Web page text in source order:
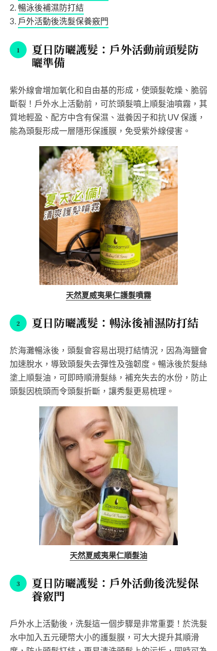
暢泳後補濕防打結
戶外活動後洗髮保養竅門
夏日防曬護髮：戶外活動前頭髮防
曬準備
紫外線會增加氧化和自由基的形成，使頭髮乾燥、脆弱
斷裂！戶外水上活動前，可於頭髮噴上順髮油噴霧，其
質地輕盈、配方中含有保濕、滋養因子和抗 UV 保護，
能為頭髮形成一層隱形保護膜，免受紫外線侵害。
天然夏威夷果仁護髮噴霧
夏日防曬護髮：暢泳後補濕防打結
於海灘暢泳後，頭髮會容易出現打結情況，因為海鹽會
加速脫水，導致頭髮失去彈性及強韌度。暢泳後於髮絲
塗上順髮油，可即時順滑髮絲，補充失去的水份，防止
頭髮因梳頭而令頭髮折斷，讓秀髮更易梳理。
天然夏威夷果仁順髮油
夏日防曬護髮：戶外活動後洗髮保
養竅門
戶外水上活動後，洗髮這一個步驟是非常重要！於洗髮
水中加入五元硬幣大小的護髮膜，可大大提升其順滑